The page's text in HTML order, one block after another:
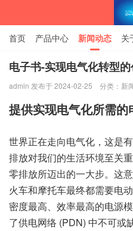
首页 产品中心 新闻动态 关
隐私政策 官方商城
电子书-实现电气化转型
admin 发布于 2024-02-25 分类： 新
提供实现电气化所需
世界正在走向电气化，这是
排放对我们的生活环境至关
零排放所迈出的一大步。这
火车和摩托车最终都需要电
密度最高、效率最高的电源
了供电网络 (PDN) 中不可或